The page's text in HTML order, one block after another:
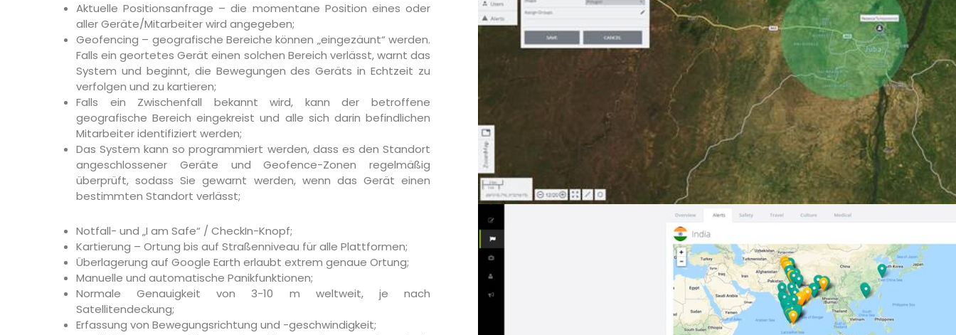
Aktuelle Positionsanfrage – die momentane Position eines oder
aller Geräte/Mitarbeiter wird angegeben;
Geofencing – geografische Bereiche können „eingezäunt“ werden.
Falls ein geortetes Gerät einen solchen Bereich verlässt, warnt das
System und beginnt, die Bewegungen des Geräts in Echtzeit zu
verfolgen und zu kartieren;
Falls ein Zwischenfall bekannt wird, kann der betroffene
geografische Bereich eingekreist und alle sich darin befindlichen
Mitarbeiter identifiziert werden;
Das System kann so programmiert werden, dass es den Standort
angeschlossener Geräte und Geofence-Zonen regelmäßig
überprüft, sodass Sie gewarnt werden, wenn das Gerät einen
bestimmten Standort verlässt;
Notfall- und „I am Safe“ / CheckIn-Knopf;
Kartierung – Ortung bis auf Straßenniveau für alle Plattformen;
Überlagerung auf Google Earth erlaubt extrem genaue Ortung;
Manuelle und automatische Panikfunktionen;
Normale Genauigkeit von 3-10 m weltweit, je nach
Satellitendeckung;
Erfassung von Bewegungsrichtung und -geschwindigkeit;